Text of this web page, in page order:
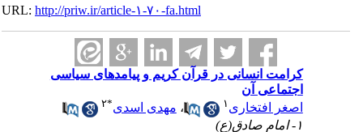
URL:http://priw.ir/article-۱-۷۰-fa.html
کرامت انسانی در قرآن کریم و پیامدهای سیاسی
اجتماعی آن
اصغر افتخاری۱ ،مهدی اسدی* ۲